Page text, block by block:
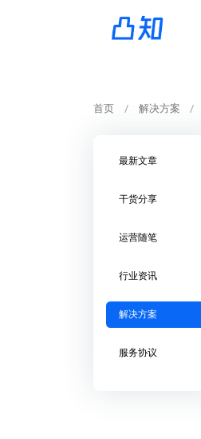
首页 解决方案
最新文章
干货分享
运营随笔
行业资讯
解决方案
服务协议